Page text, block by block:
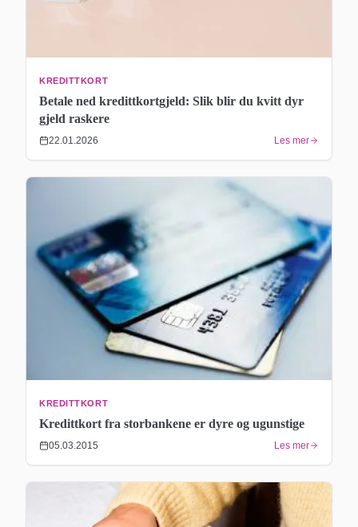
KREDITTKORT
Betale ned kredittkortgjeld: Slik blir du kvitt dyr
gjeld raskere
22.01.2026 Les mer
KREDITTKORT
Kredittkort fra storbankene er dyre og ugunstige
05.03.2015 Les mer